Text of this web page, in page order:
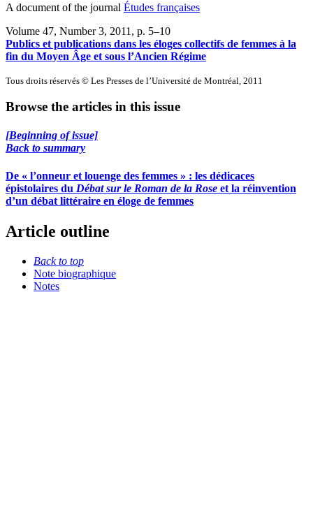
A document of the journal Études françaises
Volume 47, Number 3, 2011 , p. 5–10
Publics et publications dans les éloges collectifs de femmes à la
fin du Moyen Âge et sous l’Ancien Régime
Tous droits réservés © Les Presses de l’Université de Montréal, 2011
Browse the articles in this issue
[Beginning of issue]
Back to summary
De « l’onneur et louenge des femmes » : les dédicaces
épistolaires du Débat sur le Roman de la Rose et la réinvention
d’un débat littéraire en éloge de femmes
Article outline
Back to top
Note biographique
Notes